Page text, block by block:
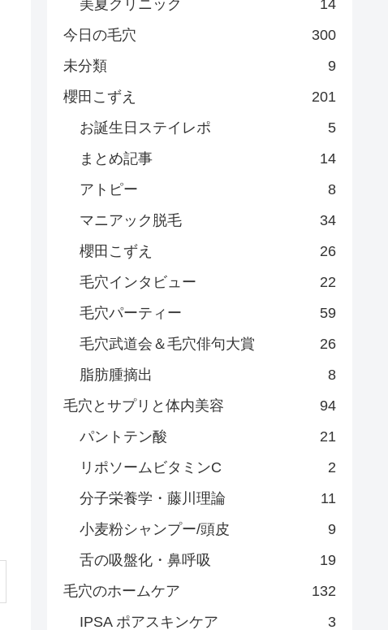
美夏クリニック
14
今日の毛穴
300
未分類
9
櫻田こずえ
201
お誕生日ステイレポ
5
まとめ記事
14
アトピー
8
マニアック脱毛
34
櫻田こずえ
26
毛穴インタビュー
22
毛穴パーティー
59
毛穴武道会＆毛穴俳句大賞
26
脂肪腫摘出
8
毛穴とサプリと体内美容
94
パントテン酸
21
リポソームビタミンC
2
分子栄養学・藤川理論
11
小麦粉シャンプー/頭皮
9
舌の吸盤化・鼻呼吸
19
毛穴のホームケア
132
IPSA ポアスキンケア
3